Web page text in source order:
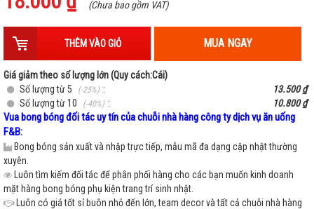
Hồng đậm
Hết hàng
Dương nhạt
Hết hàng - +
(Chưa bao gồm VAT)
THÊM VÀO GIỎ MUA NGAY
Giá giảm theo số lượng lớn (Quy cách:Cái)
Số lượng từ 5
(-25%) :
13.500 ₫
Số lượng từ 10
(-40%) : 10.800 ₫
Vua bong bóng đối tác uy tín của chuỗi nhà hàng công ty dịch vụ ăn uống
F&B:
Bong bóng sản xuất và nhập trực tiếp, mẫu mã đa dạng cập nhật thường
xuyên.
Luôn tìm kiếm đối tác để phân phối hàng cho các bạn muốn kinh doanh
mặt hàng bong bóng phụ kiện trang trí sinh nhật.
Luôn có giá tốt sỉ buôn nhỏ đến lớn, team decor và tất cả chuỗi nhà hàng